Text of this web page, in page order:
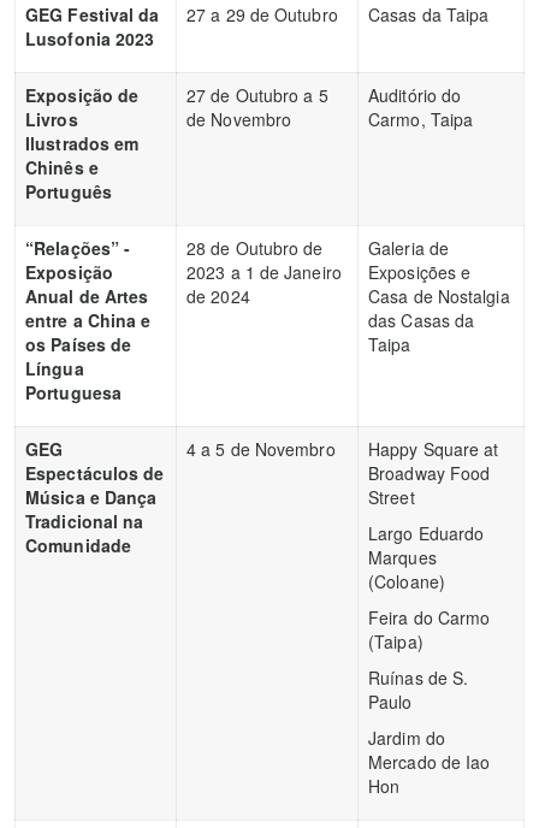
GEG Festival da
Lusofonia 2023
27 a 29 de Outubro Casas da Taipa
Exposição de
Livros
Ilustrados em
Chinês e
Português
27 de Outubro a 5
de Novembro
Auditório do
Carmo, Taipa
“Relações” -
Exposição
Anual de Artes
entre a China e
os Países de
Língua
Portuguesa
28 de Outubro de
2023 a 1 de Janeiro
de 2024
Galeria de
Exposições e
Casa de Nostalgia
das Casas da
Taipa
GEG
Espectáculos de
Música e Dança
Tradicional na
Comunidade
4 a 5 de Novembro
Happy Square at
Broadway Food
Street
Largo Eduardo
Marques
(Coloane)
Feira do Carmo
(Taipa)
Ruínas de S.
Paulo
Jardim do
Mercado de Iao
Hon